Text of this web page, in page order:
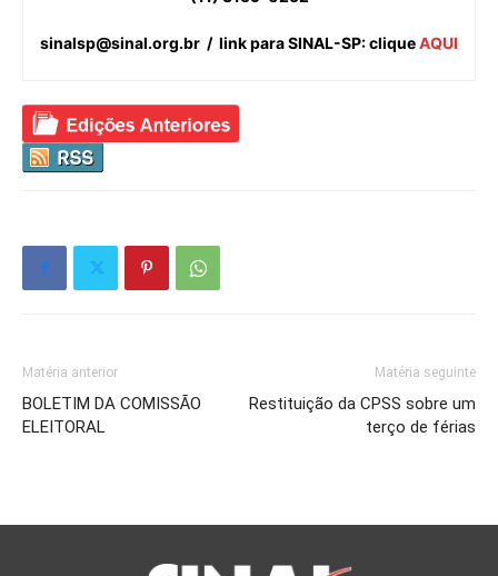
sinalsp@sinal.org.br / link para SINAL-SP: cliqueAQUI
Matéria anterior
BOLETIM DA COMISSÃO
ELEITORAL
Matéria seguinte
Restituição da CPSS sobre um
terço de férias